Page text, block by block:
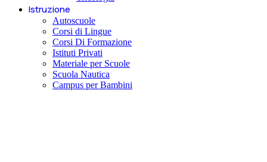
Istruzione
Autoscuole
Corsi di Lingue
Corsi Di Formazione
Istituti Privati
Materiale per Scuole
Scuola Nautica
Campus per Bambini